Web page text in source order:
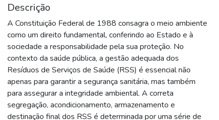
Descrição
A Constituição Federal de 1988 consagra o meio ambiente
como um direito fundamental, conferindo ao Estado e à
sociedade a responsabilidade pela sua proteção. No
contexto da saúde pública, a gestão adequada dos
Resíduos de Serviços de Saúde (RSS) é essencial não
apenas para garantir a segurança sanitária, mas também
para assegurar a integridade ambiental. A correta
segregação, acondicionamento, armazenamento e
destinação final dos RSS é determinada por uma série de